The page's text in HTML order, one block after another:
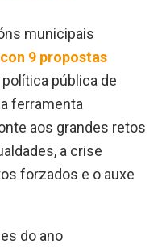
municipais
9 propostas
pública de
ferramenta
aos grandes retos
a crise
forzados e o auxe
do ano